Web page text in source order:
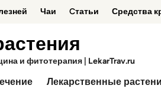
Чаи Cтатьи Средства
и фитотерапия | LekarTrav.ru
Лекарственные